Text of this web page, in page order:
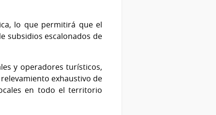
lo que permitirá que el
subsidios escalonados de
y operadores turísticos,
exhaustivo de
en todo el territorio